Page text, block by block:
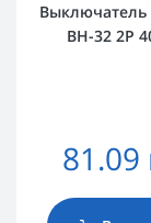
Выключатель
ВН-32 2Р
81.09